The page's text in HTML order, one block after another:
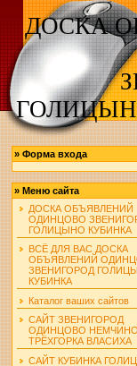
ДОСКА
»Форма входа
»Меню сайта
ДОСКА ОБЪЯВЛЕНИЙ
ОДИНЦОВО
ГОЛИЦЫНО КУБИНКА
ВСЁ ДЛЯ ВАС ДОСКА
ОБЪЯВЛЕНИЙ
ЗВЕНИГОРОД
КУБИНКА
Каталог ваших сайтов
САЙТ ЗВЕНИГОРОД
ОДИНЦОВО
ТРЁХГОРКА ВЛАСИХА
САЙТ КУБИНКА